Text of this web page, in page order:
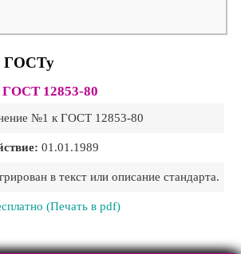
ГОСТу
12853-80
№1 к ГОСТ 12853-80
01.01.1989
в текст или описание стандарта.
(Печать в pdf)